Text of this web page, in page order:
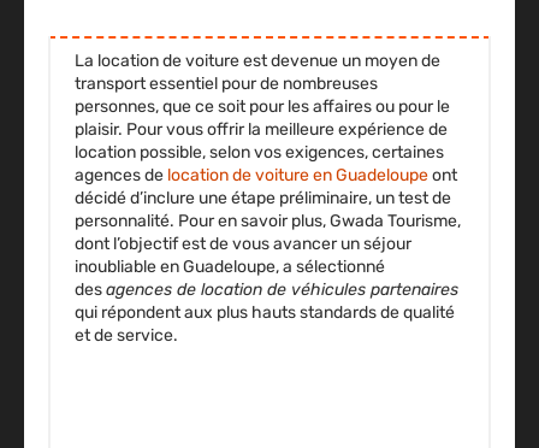
La location de voiture est devenue un moyen de
transport essentiel pour de nombreuses
personnes, que ce soit pour les affaires ou pour le
plaisir. Pour vous offrir la meilleure expérience de
location possible, selon vos exigences, certaines
agences de location de voiture en Guadeloupeont
décidé d’inclure une étape préliminaire, un test de
personnalité. Pour en savoir plus,Gwada Tourisme,
dont l’objectif est de vous avancer un séjour
inoubliable en Guadeloupe, a sélectionné
desagences de location de véhicules partenaires
qui répondent aux plus hauts standards de qualité
et de service.